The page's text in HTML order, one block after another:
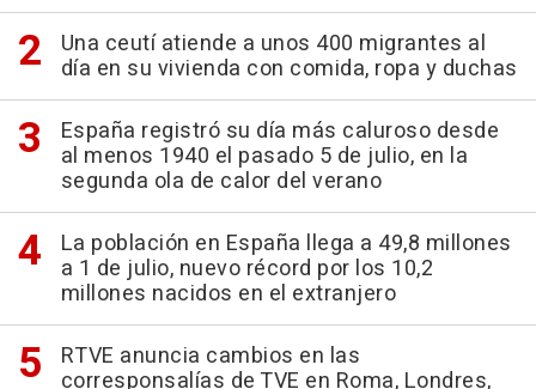
Una ceutí atiende a unos 400 migrantes al
día en su vivienda con comida, ropa y duchas
España registró su día más caluroso desde
al menos 1940 el pasado 5 de julio, en la
segunda ola de calor del verano
La población en España llega a 49,8 millones
a 1 de julio, nuevo récord por los 10,2
millones nacidos en el extranjero
RTVE anuncia cambios en las
corresponsalías de TVE en Roma, Londres,